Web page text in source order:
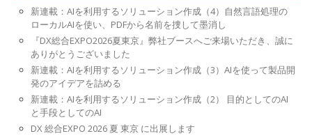
新連載：AIを利用するソリューション作成（4）自然言語処理の
ローカルAIを使い、PDFから名前を捜して墨消し
『DX総合EXPO2026夏東京』弊社ブースへご来場いただき、誠に
ありがとうございました
新連載：AIを利用するソリューション作成（3）AIを使って製品開
発のアイデアを詰める
新連載：AIを利用するソリューション作成（2） 目的としてのAI
と手段としてのAI
DX 総合EXPO 2026 夏 東京 に出展します